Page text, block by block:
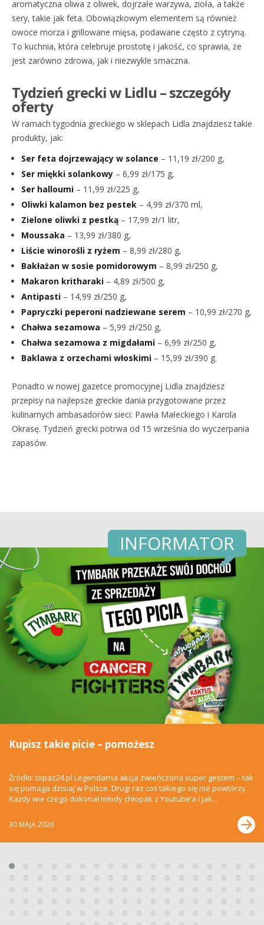
aromatyczna oliwa z oliwek, dojrzałe warzywa, zioła, a także
sery, takie jak feta. Obowiązkowym elementem są również
owoce morza i grillowane mięsa, podawane często z cytryną.
To kuchnia, która celebruje prostotę i jakość, co sprawia, że
jest zarówno zdrowa, jak i niezwykle smaczna.
Tydzień grecki w Lidlu – szczegóły
oferty
W ramach tygodnia greckiego w sklepach Lidla znajdziesz takie
produkty, jak:
Ser feta dojrzewający w solance – 11,19 zł/200 g,
Ser miękki solankowy – 6,99 zł/175 g,
Ser halloumi – 11,99 zł/225 g,
Oliwki kalamon bez pestek – 4,99 zł/370 ml,
Zielone oliwki z pestką – 17,99 zł/1 litr,
Moussaka – 13,99 zł/380 g,
Liście winorośli z ryżem – 8,99 zł/280 g,
Bakłażan w sosie pomidorowym – 8,99 zł/250 g,
Makaron kritharaki – 4,89 zł/500 g,
Antipasti – 14,99 zł/250 g,
Papryczki peperoni nadziewane serem – 10,99 zł/270 g,
Chałwa sezamowa – 5,99 zł/250 g,
Chałwa sezamowa z migdałami – 6,99 zł/250 g,
Baklawa z orzechami włoskimi – 15,99 zł/390 g.
Ponadto w nowej gazetce promocyjnej Lidla znajdziesz
przepisy na najlepsze greckie dania przygotowane przez
kulinarnych ambasadorów sieci: Pawła Małeckiego i Karola
Okrasę. Tydzień grecki potrwa od 15 września do wyczerpania
zapasów.
INFORMATOR
Kupisz takie picie – pomożesz
Źródło: topaz24.pl Legendarna akcja zwieńczona super gestem – tak
się pomaga dzisiaj w Polsce. Drugi raz coś takiego się nie powtórzy.
Każdy wie czego dokonał młody chłopak z Youtube’a i jak...
30 MAJA 2026